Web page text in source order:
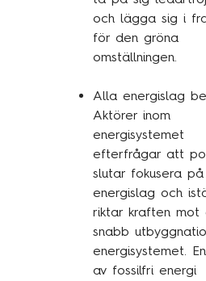
och lägga sig i
för den gröna
omställningen.
Alla energislag
Aktörer inom
energisystemet
efterfrågar att
slutar fokusera
energislag och
riktar kraften mot
snabb
energisystemet.
av fossilfri energi